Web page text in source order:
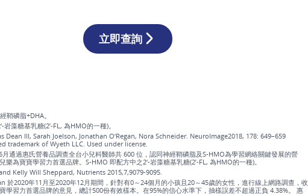
立即查詢
鞘磷脂+DHA。
岩藻糖基乳糖(2’-FL, 為HMO的一種)。
Dean III, Sarah Joelson, Jonathan O‘Regan, Nora Schneider. NeuroImage2018, 178: 649–659
trademark of Wyeth LLC. Used under license.
月通過惠氏營養品調查全台小兒科醫師共 600 位，認同神經鞘磷脂及S-HMO為學習網絡關鍵發展的營
樂為寶寶學習力首選品牌。S-HMO 即配方中之2‘-岩藻糖基乳糖(2’-FL, 為HMO的一種)。
Kelly Will Sheppard, Nutrients 2015,7,9079-9095.
於2020年11月至2020年12月期間，針對有0～24個月的小孩且20～45歲的女性，進行線上網路調查，收
學習力首選品牌的意見，總計500份有效樣本。在95%的信心水準下，抽樣誤差不超過正負 4.38%。 惠